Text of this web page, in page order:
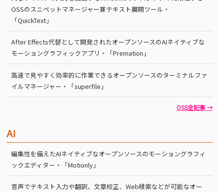
OSSのスニペットマネージャー兼テキスト展開ツール・
「QuickText」
After Effects代替として開発されたオープンソースのAIネイティブな
モーショングラフィックアプリ・「Premation」
高速で見やすく効率的に作業できるオープンソースのターミナルファ
イルマネージャー・「superfile」
OSS全記事 →
AI
編集性を備えたAIネイティブなオープンソースのモーショングラフィ
ックエディター・「Motionly」
音声でテキスト入力や翻訳、文章校正、Web検索などが可能なオー